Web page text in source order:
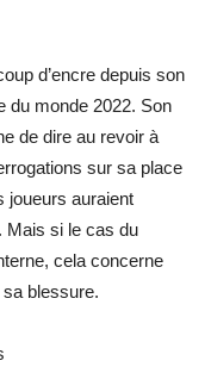
d’encre depuis son
du monde 2022. Son
de dire au revoir à
sur sa place
joueurs auraient
Mais si le cas du
cela concerne
blessure.